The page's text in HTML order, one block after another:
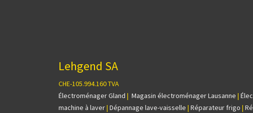
Lehgend SA
CHE-105.994.160 TVA
Électroménager Gland | Magasin électroménager Lausanne |
machine à laver| Dépannage lave-vaisselle | Réparateur frigo |